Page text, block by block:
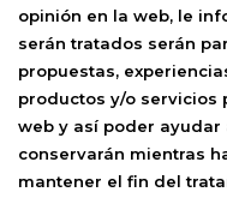
opinión en la web, le
serán tratados serán
propuestas,
productos y/o servicios
web y así poder ayudar
conservarán mientras
mantener el fin del